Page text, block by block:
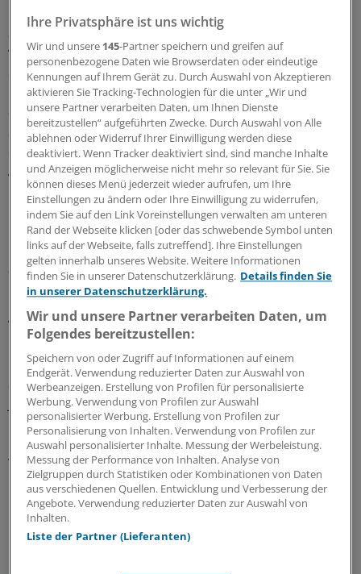
- Förderung kleiner Projekte:
Auch Projekte mit einem
Volumen von weniger als 500.000 Euro sollten Mittel aus
dem Fonds erhalten.
- Abgelehnte Projekte:Wenn sinnvolle Projektanträge
aufgrund formaler Kriterien scheitern, sollte das Votum
des Expertenrats mitgeteilt werden. Ebenso sollten die
Antragsteller informiert werden, ob eine erneute
Einreichung von Konzepten empfehlenswert ist.
Bis einschließlich 2019 werden über den
Innovationsfonds insgesamt 300 Millionen Euro pro Jahr
zur Verfügung gestellt. 225 Millionen Euro davon fließen
in die Förderung neuer Versorgungsformen, 75
Millionen Euro jährlich sind für Vorhaben der
Versorgungsforschung reserviert.
Die neue Groko hat in ihrem Koalitionsvertrag
angekündigt, den Fonds ab 2020 mit einem Volumen von
jährlich 200 Millionen Euro fortzuführen. Ausdrücklich
bekennt sich die Regierung dazu, dass erfolgreiche
Projekte "zügig in die Regelversorgung überführt
werden".(fst)
Ihre Privatsphäre ist uns wichtig
Wir und unsere 145-Partner speichern und greifen auf
personenbezogene Daten wie Browserdaten oder eindeutige
Kennungen auf Ihrem Gerät zu. Durch Auswahl von Akzeptieren
aktivieren Sie Tracking-Technologien für die unter „Wir und
unsere Partner verarbeiten Daten, um Ihnen Dienste
bereitzustellen“ aufgeführten Zwecke. Durch Auswahl von Alle
ablehnen oder Widerruf Ihrer Einwilligung werden diese
deaktiviert. Wenn Tracker deaktiviert sind, sind manche Inhalte
und Anzeigen möglicherweise nicht mehr so relevant für Sie. Sie
können dieses Menü jederzeit wieder aufrufen, um Ihre
Einstellungen zu ändern oder Ihre Einwilligung zu widerrufen,
indem Sie auf den Link Voreinstellungen verwalten am unteren
Rand der Webseite klicken [oder das schwebende Symbol unten
links auf der Webseite, falls zutreffend]. Ihre Einstellungen
gelten innerhalb unseres Website. Weitere Informationen
finden Sie in unserer Datenschutzerklärung. Details finden Sie
in unserer Datenschutzerklärung.
Wir und unsere Partner verarbeiten Daten, um
Folgendes bereitzustellen:
Speichern von oder Zugriff auf Informationen auf einem
Endgerät. Verwendung reduzierter Daten zur Auswahl von
Werbeanzeigen. Erstellung von Profilen für personalisierte
Werbung. Verwendung von Profilen zur Auswahl
personalisierter Werbung. Erstellung von Profilen zur
Personalisierung von Inhalten. Verwendung von Profilen zur
Auswahl personalisierter Inhalte. Messung der Werbeleistung.
Messung der Performance von Inhalten. Analyse von
Zielgruppen durch Statistiken oder Kombinationen von Daten
aus verschiedenen Quellen. Entwicklung und Verbesserung der
Angebote. Verwendung reduzierter Daten zur Auswahl von
Inhalten.
Liste der Partner (Lieferanten)